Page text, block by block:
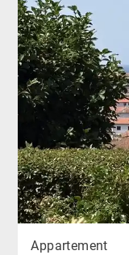
Appartement